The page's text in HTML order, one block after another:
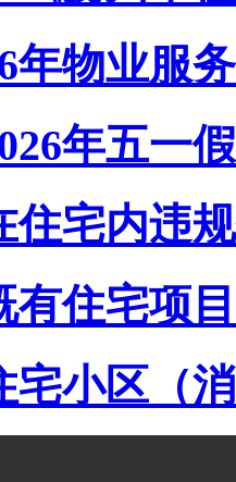
年物业服
年五一
住宅内违
有住宅项
宅小区（